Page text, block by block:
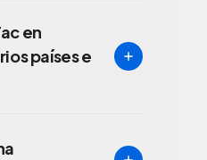
en
países e